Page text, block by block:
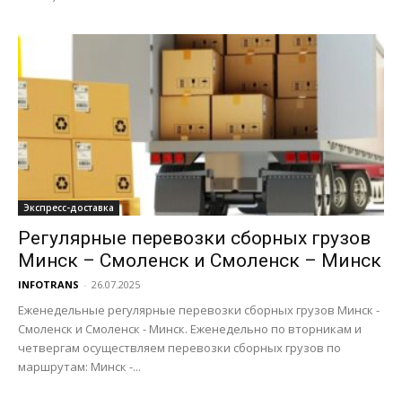
Экспресс-доставка
Регулярные перевозки сборных грузов
Минск – Смоленск и Смоленск – Минск
INFOTRANS - 26.07.2025
Еженедельные регулярные перевозки сборных грузов Минск -
Смоленск и Смоленск - Минск. Еженедельно по вторникам и
четвергам осуществляем перевозки сборных грузов по
маршрутам: Минск -...